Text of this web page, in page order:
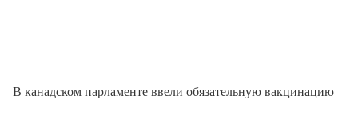
В канадском парламенте ввели обязательную вакцинацию